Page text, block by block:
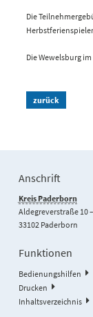
Die
Die Wewelsburg
zurück
Anschrift
Kreis Paderborn
Aldegreverstraße 10
33102 Paderborn
Funktionen
Bedienungshilfen
Drucken
Inhaltsverzeichnis